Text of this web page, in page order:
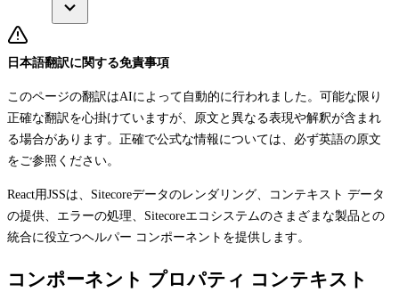
日本語翻訳に関する免責事項
このページの翻訳はAIによって自動的に行われました。可能な限り
正確な翻訳を心掛けていますが、原文と異なる表現や解釈が含まれ
る場合があります。正確で公式な情報については、必ず英語の原文
をご参照ください。
React用JSSは、Sitecoreデータのレンダリング、コンテキスト データ
の提供、エラーの処理、Sitecoreエコシステムのさまざまな製品との
統合に役立つヘルパー コンポーネントを提供します。
コンポーネント プロパティ コンテキスト